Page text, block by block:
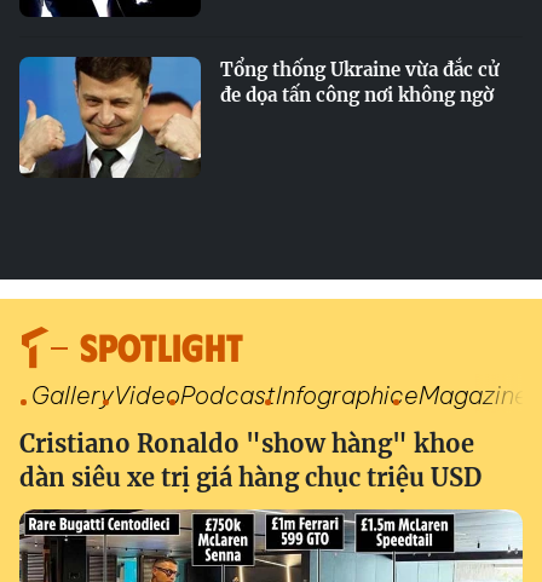
Tổng thống Ukraine vừa đắc cử
đe dọa tấn công nơi không ngờ
SPOTLIGHT
GalleryVideoPodcastInfographiceMagazine
Cristiano Ronaldo "show hàng" khoe
dàn siêu xe trị giá hàng chục triệu USD